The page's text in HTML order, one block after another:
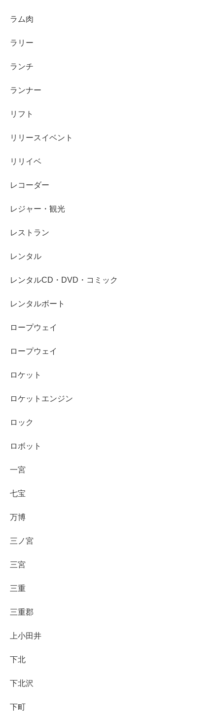
ラム肉
ラリー
ランチ
ランナー
リフト
リリースイベント
リリイベ
レコーダー
レジャー・観光
レストラン
レンタル
レンタルCD・DVD・コミック
レンタルボート
ロープウェイ
ロープウェイ
ロケット
ロケットエンジン
ロック
ロボット
一宮
七宝
万博
三ノ宮
三宮
三重
三重郡
上小田井
下北
下北沢
下町